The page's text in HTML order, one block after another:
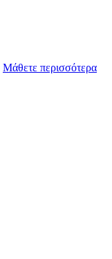
Μάθετε περισσότερα